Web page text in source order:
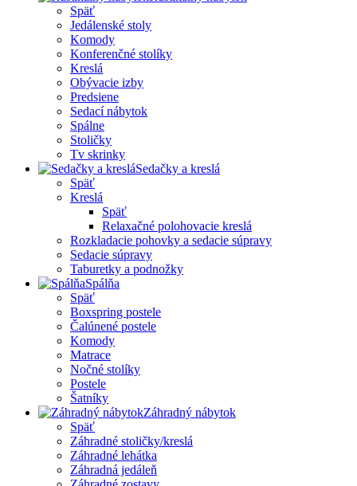
Späť
Jedálenské stoly
Komody
Konferenčné stolíky
Kreslá
Obývacie izby
Predsiene
Sedací nábytok
Spálne
Stoličky
Tv skrinky
Sedačky a kreslá
Späť
Kreslá
Späť
Relaxačné polohovacie kreslá
Rozkladacie pohovky a sedacie súpravy
Sedacie súpravy
Taburetky a podnožky
Spálňa
Späť
Boxspring postele
Čalúnené postele
Komody
Matrace
Nočné stolíky
Postele
Šatníky
Záhradný nábytok
Späť
Záhradné stoličky/kreslá
Záhradné lehátka
Záhradná jedáleň